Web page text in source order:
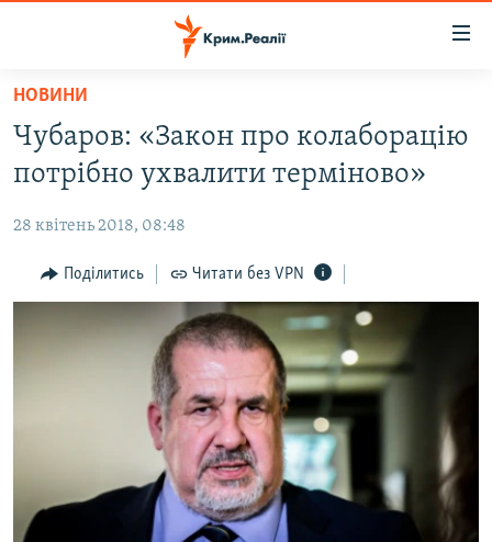
Перейти
основного
матеріалу
Перейти
до
навігації
Перейти
НОВИНИ
ВОДА.КРИМ
ВІДЕО ТА ФОТО
ПОЛІТИКА
БЛОГИ
ВІДЕОУРОКИ «ELIFBE»
ЯК ОБІЙТИ БЛОКУВАННЯ
Русский
НОВИНИ
Чубаров: «Закон про колаборацію
потрібно ухвалити терміново»
28 квітень 2018, 08:48
Поділитись Читати без VPN